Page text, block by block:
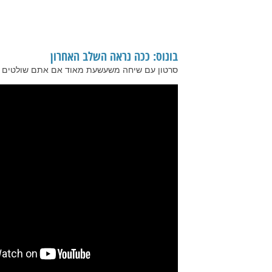
בונוס: ככה נראה השלב האחרון
סרטון עם שיחה משעשעת מאוד אם אתם שולטים